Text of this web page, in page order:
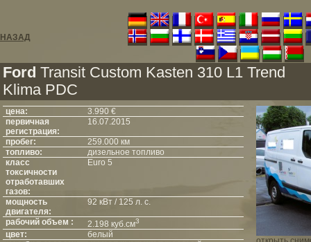
НАЗАД
Ford Transit Custom Kasten 310 L1 Trend
Klima PDC
цена:
3.990 €
первичная
регистрация:
16.07.2015
пробег:
259.000 км
топливо:
дизельное топливо
класс
токсичности
отработавших
газов:
Euro 5
мощность
двигателя:
92 кВт / 125 л. с.
рабочий объем : 2.198 куб.см3
цвет:
белый